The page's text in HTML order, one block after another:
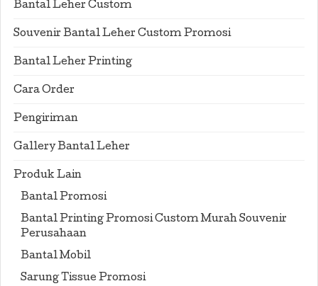
Bantal Leher Custom
Souvenir Bantal Leher Custom Promosi
Bantal Leher Printing
Cara Order
Pengiriman
Gallery Bantal Leher
Produk Lain
Bantal Promosi
Bantal Printing Promosi Custom Murah Souvenir
Perusahaan
Bantal Mobil
Sarung Tissue Promosi